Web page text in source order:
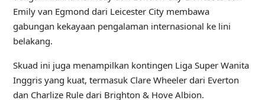
Emily van Egmond dari Leicester City membawa
gabungan kekayaan pengalaman internasional ke lini
belakang.
Skuad ini juga menampilkan kontingen Liga Super Wanita
Inggris yang kuat, termasuk Clare Wheeler dari Everton
dan Charlize Rule dari Brighton & Hove Albion.